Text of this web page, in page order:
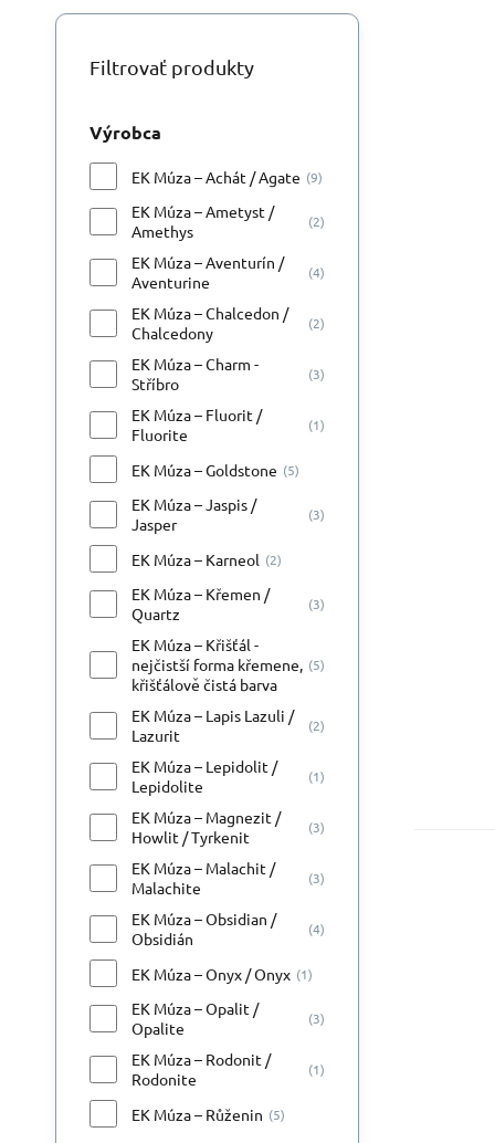
Filtrovať produkty
Výrobca
EK Múza – Achát / Agate (9)
EK Múza – Ametyst /
Amethys
(2)
EK Múza – Aventurín /
Aventurine
(4)
EK Múza – Chalcedon /
Chalcedony
(2)
EK Múza – Charm -
Stříbro
(3)
EK Múza – Fluorit /
Fluorite
(1)
EK Múza – Goldstone (5)
EK Múza – Jaspis /
Jasper
(3)
EK Múza – Karneol (2)
EK Múza – Křemen /
Quartz
(3)
EK Múza – Křišťál -
nejčistší forma křemene,
křišťálově čistá barva
(5)
EK Múza – Lapis Lazuli /
Lazurit
(2)
EK Múza – Lepidolit /
Lepidolite
(1)
EK Múza – Magnezit /
Howlit / Tyrkenit
(3)
EK Múza – Malachit /
Malachite
(3)
EK Múza – Obsidian /
Obsidián
(4)
EK Múza – Onyx / Onyx (1)
EK Múza – Opalit /
Opalite
(3)
EK Múza – Rodonit /
Rodonite
(1)
EK Múza – Růženin (5)